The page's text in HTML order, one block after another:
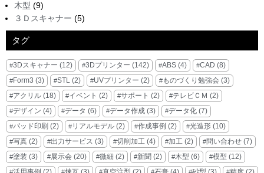
木型 (9)
３Ｄスキャナー (5)
タグ
3Dスキャナー (12) 3Dプリンター (142) ABS (4) CAD (8)
Form3 (3) STL (2) UVプリンター (2) ものづくり勉強会 (3)
アクリル (18) イベント (2) サポート (2) テレビＣＭ (2)
デザイン (4) データ (6) データ作成 (3) データ化 (7)
パッド印刷 (2) リアルモデル (2) 作成事例 (2) 光造形 (10)
写真 (2) 出力サービス (3) 切削加工 (4) 加工 (2) 問い合わせ (7)
塗装 (3) 展示会 (20) 微細 (2) 新聞 (2) 木型 (6) 模型 (12)